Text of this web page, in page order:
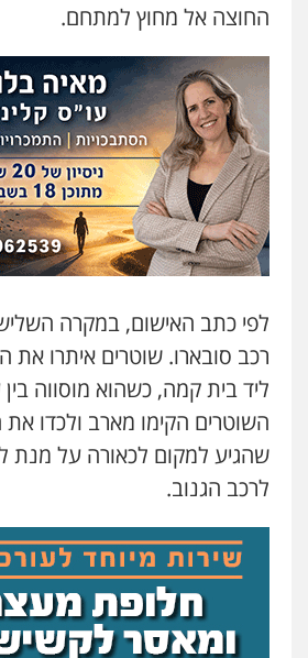
0509230800
גיל דביר – משרד
פלילי פשיעה כלכלית
0506217771
עו"ד תמיר סולומון
פלילי כלכלי מיסים
0528758840
עו"ד משה פלמור
פלילי כלכלי צווארון לבן
אסירים
0549732303
עו"ד אלינור מתיתיה
סלימאן אבו שעירה –
פלילי בטחוני צבאי
0547780927
החוצה אל מחוץ למתחם.
לפי כתב האישום, במקרה
רכב סובארו. שוטרים איתרו את
ליד בית קמה, כשהוא מוסווה
השוטרים הקימו מארב ולכדו
שהגיע למקום לכאורה על מנת
לרכב הגנוב.